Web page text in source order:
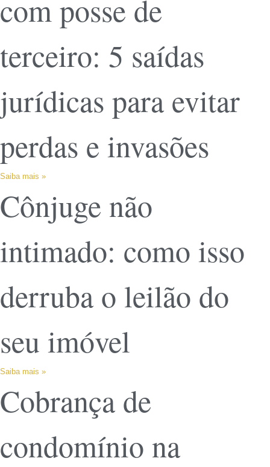
com posse de
terceiro: 5 saídas
jurídicas para evitar
perdas e invasões
Saiba mais »
Cônjuge não
intimado: como isso
derruba o leilão do
seu imóvel
Saiba mais »
Cobrança de
condomínio na